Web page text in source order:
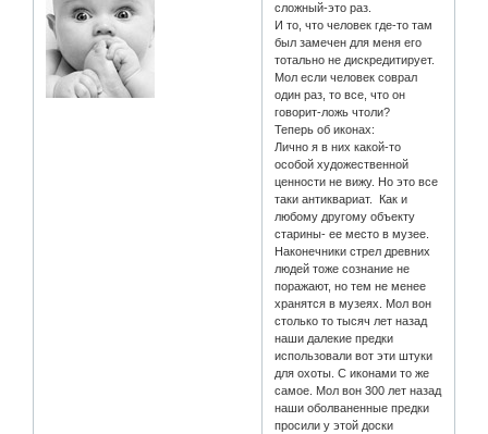
сложный-это раз.
И то, что человек где-то там
был замечен для меня его
тотально не дискредитирует.
Мол если человек соврал
один раз, то все, что он
говорит-ложь чтоли?
Теперь об иконах:
Лично я в них какой-то
особой художественной
ценности не вижу. Но это все
таки антиквариат. Как и
любому другому объекту
старины- ее место в музее.
Наконечники стрел древних
людей тоже сознание не
поражают, но тем не менее
хранятся в музеях. Мол вон
столько то тысяч лет назад
наши далекие предки
использовали вот эти штуки
для охоты. С иконами то же
самое. Мол вон 300 лет назад
наши оболваненные предки
просили у этой доски